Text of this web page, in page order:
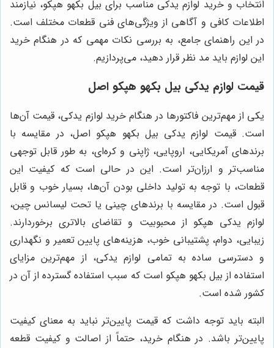
انتخاب و خرید لوازم یدکی مناسب برای بیل بکهو هپکو، نیازمند
اطلاعات کافی و آگاهی از ویژگی‌های فنی قطعات مختلف است.
در این راهنمای جامع، به بررسی نکات مهمی که در هنگام خرید
این لوازم باید مد نظر قرار دهید، می‌پردازیم.
قیمت لوازم یدکی بیل بکهو هپکو اصل
یکی از مهم‌ترین فاکتورها در هنگام خرید لوازم یدکی، قیمت آن‌ها
است. قیمت لوازم یدکی بیل بکهو هپکو اصل، در مقایسه با
برندهای آمریکایی، اروپایی، ژاپنی و کره‌ای، به طور قابل توجهی
مناسب‌تر و ارزان‌تر است. این در حالی است که کیفیت این
قطعات، با توجه به تولید داخلی بودن آن‌ها، بسیار خوب و قابل
قبول است. در مقایسه با برندهای چینی یا تحت لیسانس چین،
لوازم یدکی هپکو از محبوبیت و تقاضای بالاتری برخوردارند.
زیبایی، دوام، پشتیبانی خوب، هزینه‌های پایین تعمیر و نگهداری
و دسترسی ساده به تمامی لوازم یدکی، از مهم‌ترین مزایای
استفاده از بیل بکهو هپکو است که سبب استفاده گسترده از آن در
کشور شده است.
البته باید توجه داشت که قیمت پایین‌تر نباید به معنای کیفیت
پایین‌تر باشد. در هنگام خرید، حتماً از اصالت و کیفیت قطعه